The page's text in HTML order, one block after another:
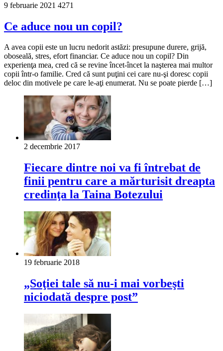
9 februarie 2021 4271
Ce aduce nou un copil?
A avea copii este un lucru nedorit astăzi: presupune durere, grijă,
oboseală, stres, efort financiar. Ce aduce nou un copil? Din
experienţa mea, cred că se revine încet-încet la naşterea mai multor
copii într-o familie. Cred că sunt puţini cei care nu-şi doresc copii
deloc din motivele pe care le-aţi enumerat. Nu se poate pierde […]
2 decembrie 2017
Fiecare dintre noi va fi întrebat de
finii pentru care a mărturisit dreapta
credinţa la Taina Botezului
19 februarie 2018
„Soţiei tale să nu-i mai vorbeşti
niciodată despre post”